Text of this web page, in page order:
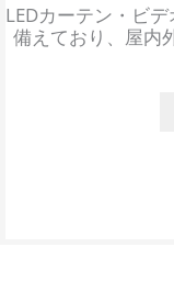
LEDカーテン・ビ
備えており、屋内